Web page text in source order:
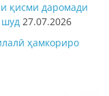
қисми даромади
шуд 27.07.2026
ҳамкориро